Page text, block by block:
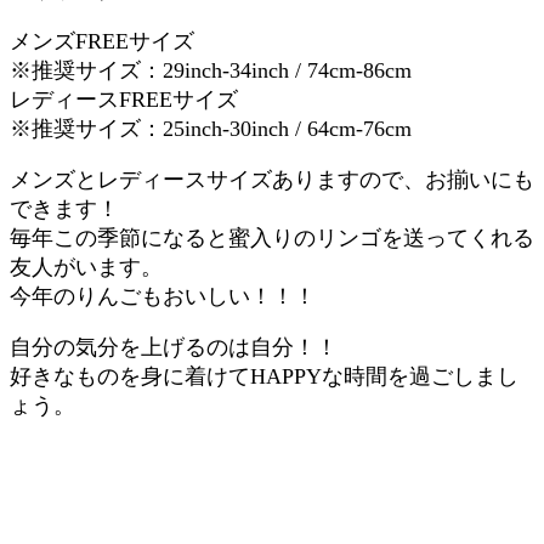
メンズFREEサイズ
※推奨サイズ：29inch-34inch / 74cm-86cm
レディースFREEサイズ
※推奨サイズ：25inch-30inch / 64cm-76cm
メンズとレディースサイズありますので、お揃いにも
できます！
毎年この季節になると蜜入りのリンゴを送ってくれる
友人がいます。
今年のりんごもおいしい！！！
自分の気分を上げるのは自分！！
好きなものを身に着けてHAPPYな時間を過ごしまし
ょう。